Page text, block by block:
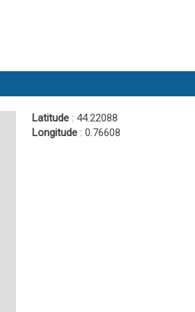
Latitude : 44.22088
Longitude : 0.76608